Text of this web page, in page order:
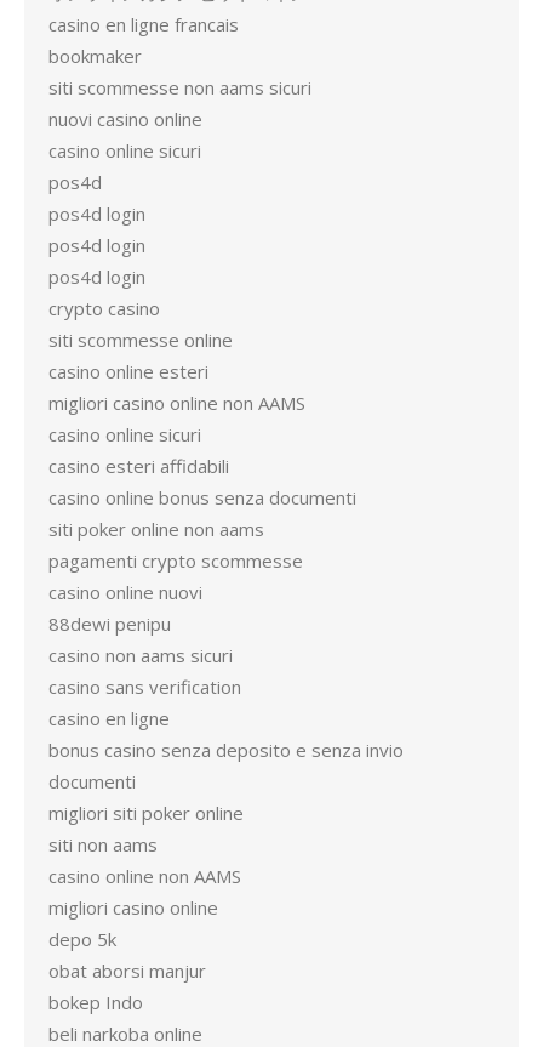
casino en ligne francais
bookmaker
siti scommesse non aams sicuri
nuovi casino online
casino online sicuri
pos4d
pos4d login
pos4d login
pos4d login
crypto casino
siti scommesse online
casino online esteri
migliori casino online non AAMS
casino online sicuri
casino esteri affidabili
casino online bonus senza documenti
siti poker online non aams
pagamenti crypto scommesse
casino online nuovi
88dewi penipu
casino non aams sicuri
casino sans verification
casino en ligne
bonus casino senza deposito e senza invio
documenti
migliori siti poker online
siti non aams
casino online non AAMS
migliori casino online
depo 5k
obat aborsi manjur
bokep Indo
beli narkoba online